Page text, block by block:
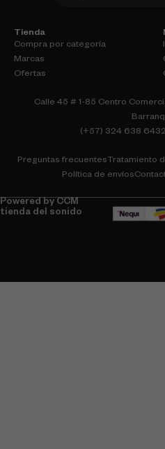
Tienda
Compra por categoría
Marcas
Ofertas
Calle 45 # 1-85 Centro
(+57) 324 638
Preguntas frecuentesTratamiento
Política de envíos
Powered by CCM
tienda del sonido